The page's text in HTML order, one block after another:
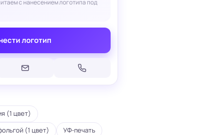
Печать на кепках
Печать на шопперах
Брендирование униформы
Брендирование одежды
с нанесением логотипа под
логотип
(1 цвет)
(1 цвет) УФ-печать